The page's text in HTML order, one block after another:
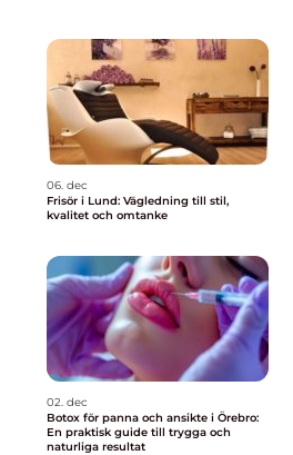
06. dec
Frisör i Lund: Vägledning till stil,
kvalitet och omtanke
02. dec
Botox för panna och ansikte i Örebro:
En praktisk guide till trygga och
naturliga resultat